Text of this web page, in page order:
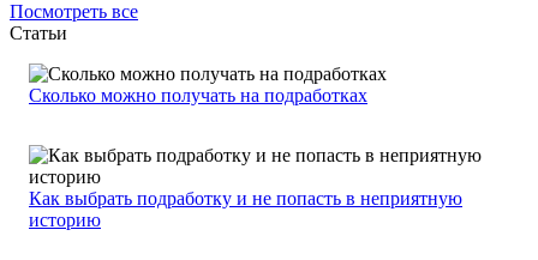
Посмотреть все
Статьи
Сколько можно получать на подработках
Как выбрать подработку и не попасть в неприятную
историю